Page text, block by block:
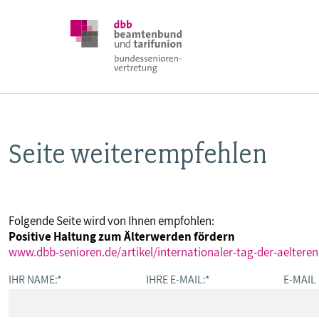
DBB SENIOREN
VERANSTALTUNGEN
Seite weiterempfehlen
Folgende Seite wird von Ihnen empfohlen:
Positive Haltung zum Älterwerden fördern
www.dbb-senioren.de/artikel/internationaler-tag-der-
IHR NAME:* IHRE E-MAIL:* E-MAIL